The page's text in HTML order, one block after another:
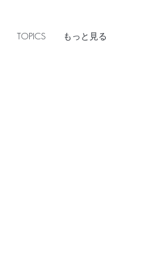
TOPICS もっと見る